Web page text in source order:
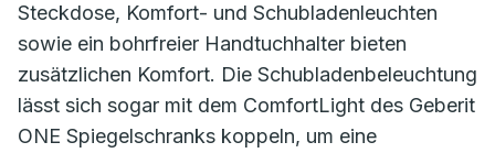
Steckdose, Komfort- und Schubladenleuchten
sowie ein bohrfreier Handtuchhalter bieten
zusätzlichen Komfort. Die Schubladenbeleuchtung
lässt sich sogar mit dem ComfortLight des Geberit
ONE Spiegelschranks koppeln, um eine